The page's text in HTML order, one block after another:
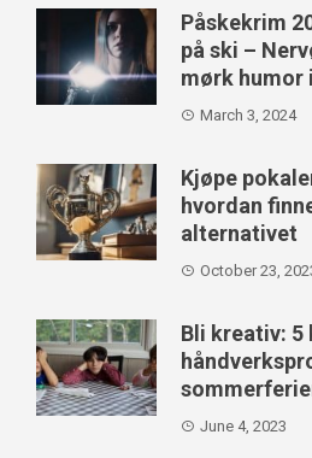
Påskekrim
på ski –
mørk humor
March 3, 2024
Kjøpe
hvordan
alternativet
October 23,
Bli kreativ: 5
June 4, 2023